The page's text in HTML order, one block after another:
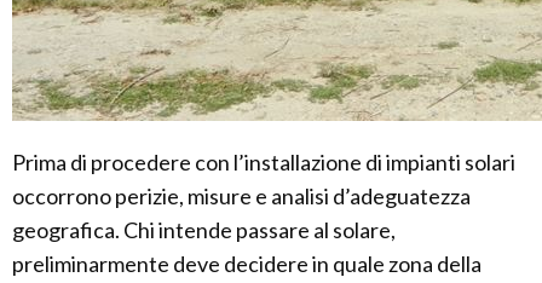
Prima di procedere con l’installazione di impianti solari
occorrono perizie, misure e analisi d’adeguatezza
geografica. Chi intende passare al solare,
preliminarmente deve decidere in quale zona della